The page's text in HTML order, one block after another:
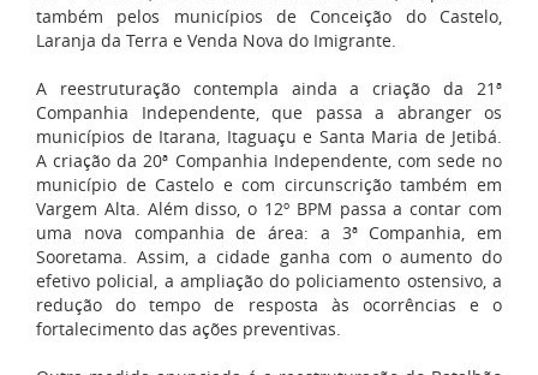
também pelos municípios de Conceição do Castelo,
Laranja da Terra e Venda Nova do Imigrante.
A reestruturação contempla ainda a criação da 21ª
Companhia Independente, que passa a abranger os
municípios de Itarana, Itaguaçu e Santa Maria de Jetibá.
A criação da 20ª Companhia Independente, com sede no
município de Castelo e com circunscrição também em
Vargem Alta. Além disso, o 12º BPM passa a contar com
uma nova companhia de área: a 3ª Companhia, em
Sooretama. Assim, a cidade ganha com o aumento do
efetivo policial, a ampliação do policiamento ostensivo, a
redução do tempo de resposta às ocorrências e o
fortalecimento das ações preventivas.